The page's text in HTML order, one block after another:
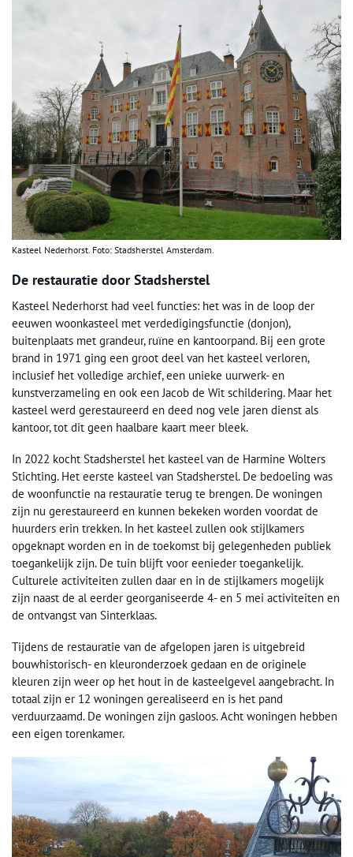
Kasteel Nederhorst. Foto: Stadsherstel Amsterdam.
De restauratie door Stadsherstel
Kasteel Nederhorst had veel functies: het was in de loop der
eeuwen woonkasteel met verdedigingsfunctie (donjon),
buitenplaats met grandeur, ruïne en kantoorpand. Bij een grote
brand in 1971 ging een groot deel van het kasteel verloren,
inclusief het volledige archief, een unieke uurwerk- en
kunstverzameling en ook een Jacob de Wit schildering. Maar het
kasteel werd gerestaureerd en deed nog vele jaren dienst als
kantoor, tot dit geen haalbare kaart meer bleek.
In 2022 kocht Stadsherstel het kasteel van de Harmine Wolters
Stichting. Het eerste kasteel van Stadsherstel. De bedoeling was
de woonfunctie na restauratie terug te brengen. De woningen
zijn nu gerestaureerd en kunnen bekeken worden voordat de
huurders erin trekken. In het kasteel zullen ook stijlkamers
opgeknapt worden en in de toekomst bij gelegenheden publiek
toegankelijk zijn. De tuin blijft voor eenieder toegankelijk.
Culturele activiteiten zullen daar en in de stijlkamers mogelijk
zijn naast de al eerder georganiseerde 4- en 5 mei activiteiten en
de ontvangst van Sinterklaas.
Tijdens de restauratie van de afgelopen jaren is uitgebreid
bouwhistorisch- en kleuronderzoek gedaan en de originele
kleuren zijn weer op het hout in de kasteelgevel aangebracht. In
totaal zijn er 12 woningen gerealiseerd en is het pand
verduurzaamd. De woningen zijn gasloos. Acht woningen hebben
een eigen torenkamer.